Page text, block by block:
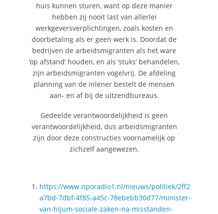
huis kunnen sturen, want op deze manier
hebben zij nooit last van allerlei
werkgeversverplichtingen, zoals kosten en
doorbetaling als er geen werk is. Doordat de
bedrijven de arbeidsmigranten als het ware
‘op afstand’ houden, en als ‘stuks’ behandelen,
zijn arbeidsmigranten vogelvrij. De afdeling
planning van de inlener bestelt de mensen
aan- en af bij de uitzendbureaus.
Gedeelde verantwoordelijkheid is geen
verantwoordelijkheid, dus arbeidsmigranten
zijn door deze constructies voornamelijk op
zichzelf aangewezen.
https://www.nporadio1.nl/nieuws/politiek/2ff2
a7bd-7dbf-4f85-a45c-78ebebb30d77/minister-
van-hijum-sociale-zaken-na-misstanden-